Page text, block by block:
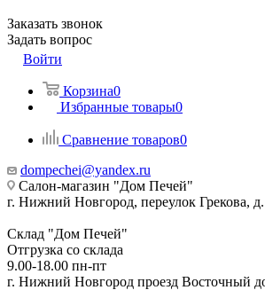
Заказать звонок
Задать вопрос
Войти
Корзина0
Избранные товары0
Сравнение товаров0
dompechei@yandex.ru
Салон-магазин "Дом Печей"
г. Нижний Новгород, переулок Грекова, д.
Склад "Дом Печей"
Отгрузка со склада
9.00-18.00 пн-пт
г. Нижний Новгород проезд Восточный